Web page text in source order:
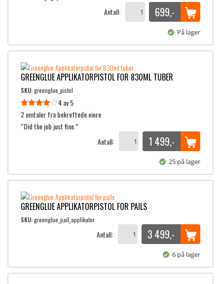
Antall: 699,-
På lager
GREENGLUE APPLIKATORPISTOL FOR 830ML TUBER
SKU:greenglue_pistol
Vurdert4
av 5
4 av 5
2 omtaler fra bekreftede eiere
“Did the job just fine.”
Antall:
1 499,-
25 på lager
GREENGLUE APPLIKATORPISTOL FOR PAILS
SKU:greenglue_pail_applikator
Antall: 3 499,-
6 på lager